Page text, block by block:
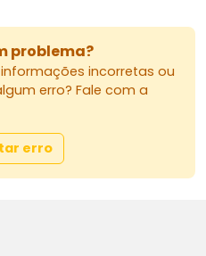
problema?
incorretas ou
erro? Fale com a
erro